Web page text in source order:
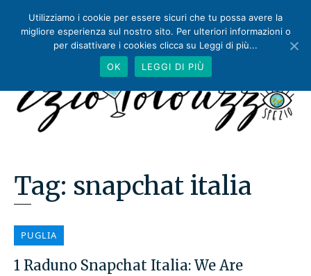
Tag: snapchat italia
PUGLIA
1 Raduno Snapchat Italia: We Are
Utilizziamo i cookie per essere sicuri che tu possa avere la
migliore esperienza sul nostro sito. Per ulteriori informazioni o
per disattivare i cookies clicca su Leggi di più...
OK
LEGGI DI PIÙ